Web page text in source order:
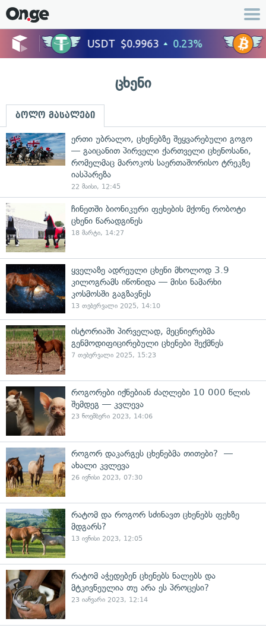
ცხენი
ბოლო მასალები
ერთი უბრალო, ცხენებზე შეყვარებული გოგო
— გაიცანით პირველი ქართველი ცხენოსანი,
რომელმაც მაროკოს საერთაშორისო ტრეკზე
იასპარეზა
22 მაისი, 12:45
ჩინეთში ბიონიკური ფეხების მქონე რობოტი
ცხენი წარადგინეს
18 მარტი, 14:27
ყველაზე ადრეული ცხენი მხოლოდ 3.9
კილოგრამს იწონიდა — მისი ნამარხი
კოსმოსში გაგზავნეს
13 თებერვალი 2025, 14:10
ისტორიაში პირველად, მეცნიერებმა
გენმოდიფიცირებული ცხენები შექმნეს
7 თებერვალი 2025, 15:23
როგორები იქნებიან ძაღლები 10 000 წლის
შემდეგ — კვლევა
23 ნოემბერი 2023, 14:06
როგორ დაკარგეს ცხენებმა თითები? —
ახალი კვლევა
26 ივნისი 2023, 07:30
რატომ და როგორ სძინავთ ცხენებს ფეხზე
მდგარს?
13 ივნისი 2023, 12:05
რატომ აჭედებენ ცხენებს ნალებს და
მტკივნეულია თუ არა ეს პროცესი?
23 იანვარი 2023, 12:14